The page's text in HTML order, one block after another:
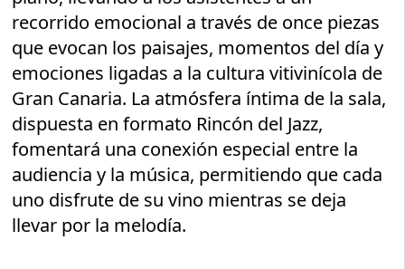
recorrido emocional a través de once piezas
que evocan los paisajes, momentos del día y
emociones ligadas a la cultura vitivinícola de
Gran Canaria. La atmósfera íntima de la sala,
dispuesta en formato Rincón del Jazz,
fomentará una conexión especial entre la
audiencia y la música, permitiendo que cada
uno disfrute de su vino mientras se deja
llevar por la melodía.